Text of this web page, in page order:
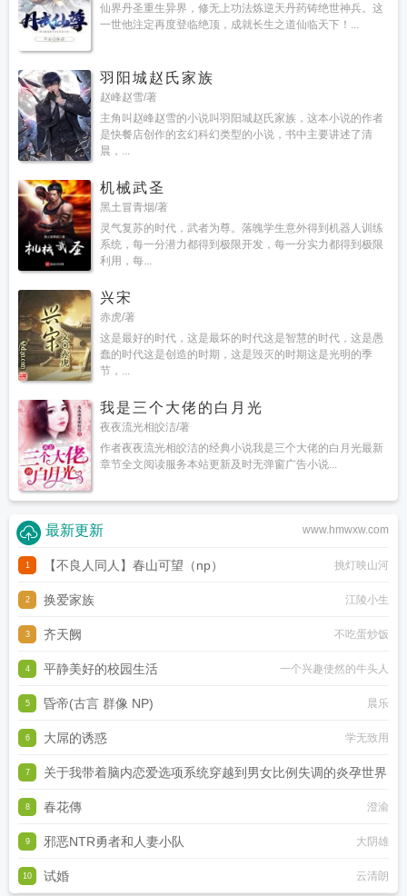
仙界丹圣重生异界，修无上功法炼逆天丹药铸绝世神兵。这
一世他注定再度登临绝顶，成就长生之道仙临天下！...
羽阳城赵氏家族
赵峰赵雪/著
主角叫赵峰赵雪的小说叫羽阳城赵氏家族，这本小说的作者
是快餐店创作的玄幻科幻类型的小说，书中主要讲述了清
晨，...
机械武圣
黑土冒青烟/著
灵气复苏的时代，武者为尊。落魄学生意外得到机器人训练
系统，每一分潜力都得到极限开发，每一分实力都得到极限
利用，每...
兴宋
赤虎/著
这是最好的时代，这是最坏的时代这是智慧的时代，这是愚
蠢的时代这是创造的时期，这是毁灭的时期这是光明的季
节，...
我是三个大佬的白月光
夜夜流光相皎洁/著
作者夜夜流光相皎洁的经典小说我是三个大佬的白月光最新
章节全文阅读服务本站更新及时无弹窗广告小说...
www.hmwxw.com
最新更新
1 【不良人同人】春山可望（np） 挑灯映山河
2 换爱家族 江陵小生
3 齐天阙 不吃蛋炒饭
4 平静美好的校园生活 一个兴趣使然的牛头人
5 昏帝(古言 群像 NP) 晨乐
6 大屌的诱惑 学无致用
7 关于我带着脑内恋爱选项系统穿越到男女比例失调的炎孕世界
黑月何时嚎叫
8 春花傳 澄渝
9 邪恶NTR勇者和人妻小队 大阴雄
10 试婚 云清朗